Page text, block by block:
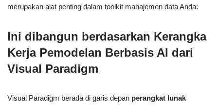
merupakan alat penting dalam toolkit manajemen data Anda:
Ini dibangun berdasarkan Kerangka
Kerja Pemodelan Berbasis AI dari
Visual Paradigm
Visual Paradigm berada di garis depan perangkat lunak